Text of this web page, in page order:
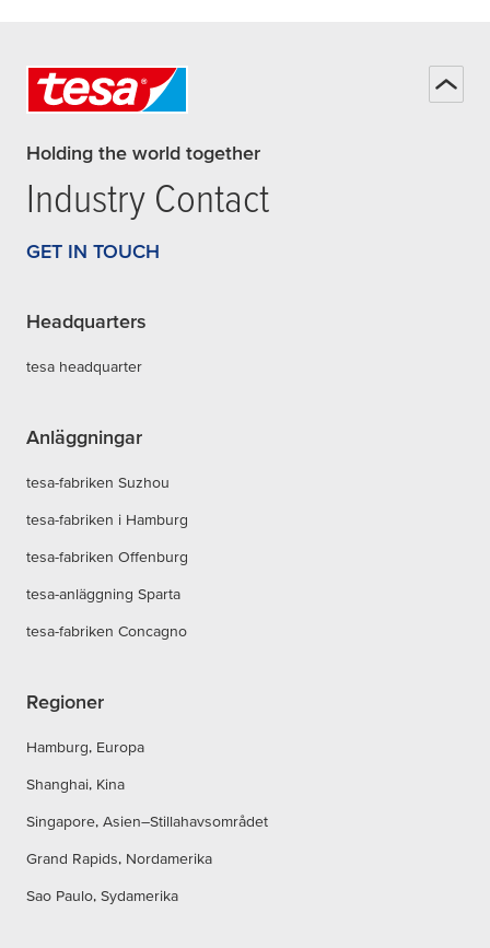
Holding the world together
Industry Contact
GET IN TOUCH
Headquarters
tesa headquarter
Anläggningar
tesa-fabriken Suzhou
tesa-fabriken i Hamburg
tesa-fabriken Offenburg
tesa-anläggning Sparta
tesa-fabriken Concagno
Regioner
Hamburg, Europa
Shanghai, Kina
Singapore, Asien–Stillahavsområdet
Grand Rapids, Nordamerika
Sao Paulo, Sydamerika